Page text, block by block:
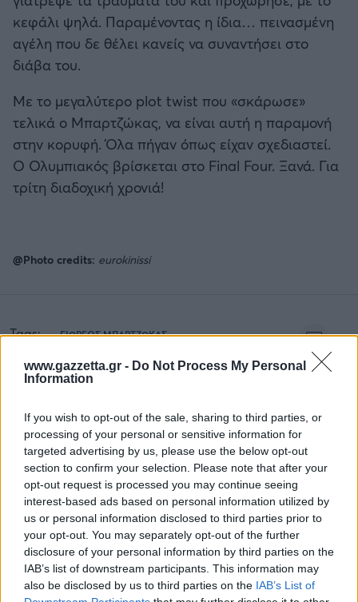
www.gazzetta.gr - Do Not Process My Personal
Information
If you wish to opt-out of the sale, sharing to third parties, or
processing of your personal or sensitive information for
targeted advertising by us, please use the below opt-out
section to confirm your selection. Please note that after your
opt-out request is processed you may continue seeing
interest-based ads based on personal information utilized by
us or personal information disclosed to third parties prior to
your opt-out. You may separately opt-out of the further
disclosure of your personal information by third parties on the
IAB’s list of downstream participants. This information may
also be disclosed by us to third parties on the IAB’s List of
κεφάλι ψηλά. Παραμένοντας η ίδια… πεινασμένη
αγέλη που δε θέλει κανείς να συναντήσει στο
διάβα του.
Με το μεγαλύτερο plot twist που «σκάρωσε»
τελικά ο Μπαρτζώκας, να είναι αυτή η παραμονή
στην κορυφή. Όλα πήγαν όπως είχαν σχεδιαστεί.
Ο Ολυμπιακός βρίσκεται στο Final Four. Ξανά. Για
τρίτη διαδοχική χρονιά!
@Photo credits: eurokinissi
Tags: ΓΙΩΡΓΟΣ ΜΠΑΡΤΖΩΚΑΣ
Για να προσθέσεις το σχόλιο
σου πρέπει να συνδεθείς στο
my gazzetta!
Εγγραφή Σύνδεση